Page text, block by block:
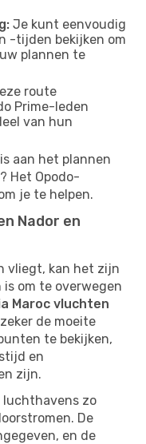
Je kunt eenvoudig
-tijden bekijken om
plannen te
route
Prime-leden
van hun
aan het plannen
Het Opodo-
je te helpen.
Nador en
vliegt, kan het zijn
om te overwegen
Maroc vluchten
de moeite
te bekijken,
en
zijn.
luchthavens zo
De
en de